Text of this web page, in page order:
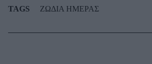
TAGS ΖΩΔΙΑ ΗΜΕΡΑΣ